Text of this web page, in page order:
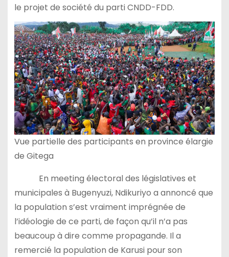
le projet de société du parti CNDD-FDD.
Vue partielle des participants en province élargie
de Gitega
En meeting électoral des législatives et
municipales à Bugenyuzi, Ndikuriyo a annoncé que
la population s’est vraiment imprégnée de
l’idéologie de ce parti, de façon qu’il n’a pas
beaucoup à dire comme propagande. Il a
remercié la population de Karusi pour son